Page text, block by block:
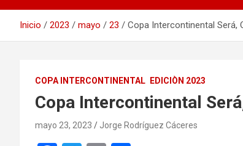
Inicio 2023 mayo 23 Copa Intercontinental Será,
COPA INTERCONTINENTAL EDICIÒN 2023
Copa Intercontinental
mayo 23, 2023 Jorge Rodríguez Cáceres